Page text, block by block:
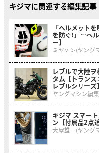
キジマに関連する編集記事
「ヘルメット
を防ぐ!」…ヘ
ー】
ミヤケン(ヤング
レブルで大陸
タム【トラン
レブルシリーズ】
ヤングマシン編
キジマ スマー
ン【付属品2点
大屋雄一(ヤング